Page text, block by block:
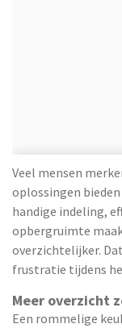
Veel mensen
oplossingen
handige indeling,
opbergruimte
overzichtelijker.
frustratie tijdens
Meer overzicht
Een rommelige